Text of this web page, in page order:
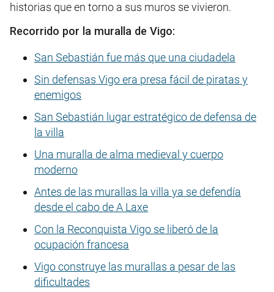
historias que en torno a sus muros se vivieron.
Recorrido por la muralla de Vigo:
San Sebastián fue más que una ciudadela
Sin defensas Vigo era presa fácil de piratas y
enemigos
San Sebastián lugar estratégico de defensa de
la villa
Una muralla de alma medieval y cuerpo
moderno
Antes de las murallas la villa ya se defendía
desde el cabo de A Laxe
Con la Reconquista Vigo se liberó de la
ocupación francesa
Vigo construye las murallas a pesar de las
dificultades